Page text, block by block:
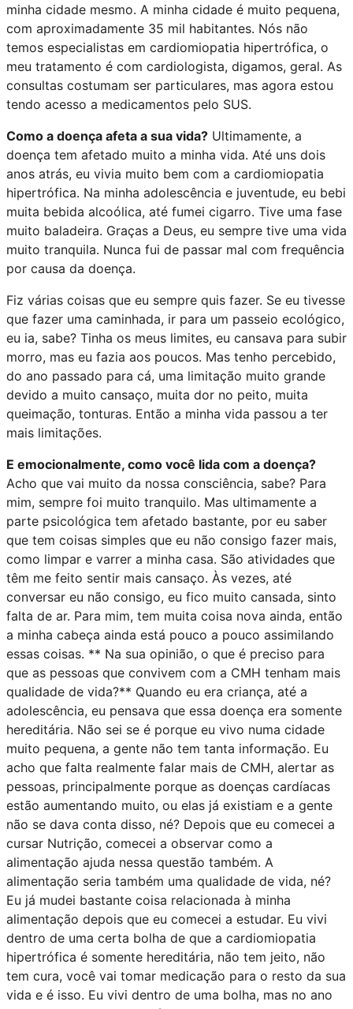
minha cidade mesmo. A minha cidade é muito pequena,
com aproximadamente 35 mil habitantes. Nós não
temos especialistas em cardiomiopatia hipertrófica, o
meu tratamento é com cardiologista, digamos, geral. As
consultas costumam ser particulares, mas agora estou
tendo acesso a medicamentos pelo SUS.
Como a doença afeta a sua vida? Ultimamente, a
doença tem afetado muito a minha vida. Até uns dois
anos atrás, eu vivia muito bem com a cardiomiopatia
hipertrófica. Na minha adolescência e juventude, eu bebi
muita bebida alcoólica, até fumei cigarro. Tive uma fase
muito baladeira. Graças a Deus, eu sempre tive uma vida
muito tranquila. Nunca fui de passar mal com frequência
por causa da doença.
Fiz várias coisas que eu sempre quis fazer. Se eu tivesse
que fazer uma caminhada, ir para um passeio ecológico,
eu ia, sabe? Tinha os meus limites, eu cansava para subir
morro, mas eu fazia aos poucos. Mas tenho percebido,
do ano passado para cá, uma limitação muito grande
devido a muito cansaço, muita dor no peito, muita
queimação, tonturas. Então a minha vida passou a ter
mais limitações.
E emocionalmente, como você lida com a doença?
Acho que vai muito da nossa consciência, sabe? Para
mim, sempre foi muito tranquilo. Mas ultimamente a
parte psicológica tem afetado bastante, por eu saber
que tem coisas simples que eu não consigo fazer mais,
como limpar e varrer a minha casa. São atividades que
têm me feito sentir mais cansaço. Às vezes, até
conversar eu não consigo, eu fico muito cansada, sinto
falta de ar. Para mim, tem muita coisa nova ainda, então
a minha cabeça ainda está pouco a pouco assimilando
essas coisas. ** Na sua opinião, o que é preciso para
que as pessoas que convivem com a CMH tenham mais
qualidade de vida?** Quando eu era criança, até a
adolescência, eu pensava que essa doença era somente
hereditária. Não sei se é porque eu vivo numa cidade
muito pequena, a gente não tem tanta informação. Eu
acho que falta realmente falar mais de CMH, alertar as
pessoas, principalmente porque as doenças cardíacas
estão aumentando muito, ou elas já existiam e a gente
não se dava conta disso, né? Depois que eu comecei a
cursar Nutrição, comecei a observar como a
alimentação ajuda nessa questão também. A
alimentação seria também uma qualidade de vida, né?
Eu já mudei bastante coisa relacionada à minha
alimentação depois que eu comecei a estudar. Eu vivi
dentro de uma certa bolha de que a cardiomiopatia
hipertrófica é somente hereditária, não tem jeito, não
tem cura, você vai tomar medicação para o resto da sua
vida e é isso. Eu vivi dentro de uma bolha, mas no ano